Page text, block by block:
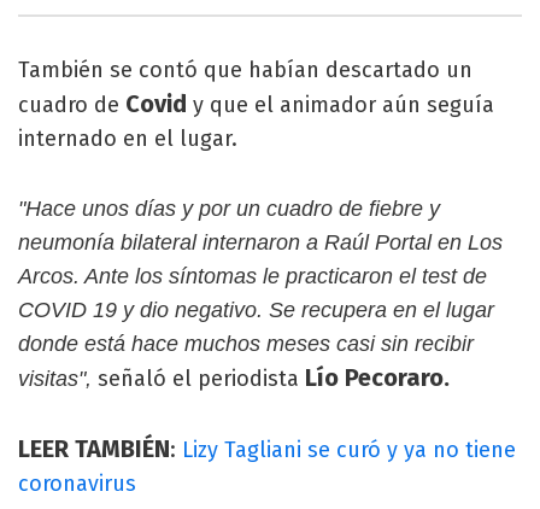
También se contó que habían descartado un
cuadro de Covid y que el animador aún seguía
internado en el lugar.
"Hace unos días y por un cuadro de fiebre y
neumonía bilateral internaron a Raúl Portal en Los
Arcos. Ante los síntomas le practicaron el test de
COVID 19 y dio negativo. Se recupera en el lugar
donde está hace muchos meses casi sin recibir
visitas", señaló el periodista Lío Pecoraro.
LEER TAMBIÉN: Lizy Tagliani se curó y ya no tiene
coronavirus